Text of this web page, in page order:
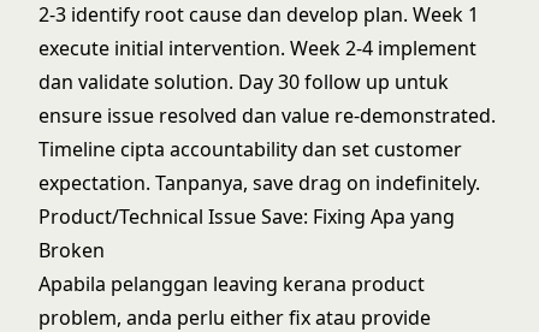
2-3 identify root cause dan develop plan. Week 1
execute initial intervention. Week 2-4 implement
dan validate solution. Day 30 follow up untuk
ensure issue resolved dan value re-demonstrated.
Timeline cipta accountability dan set customer
expectation. Tanpanya, save drag on indefinitely.
Product/Technical Issue Save: Fixing Apa yang
Broken
Apabila pelanggan leaving kerana product
problem, anda perlu either fix atau provide